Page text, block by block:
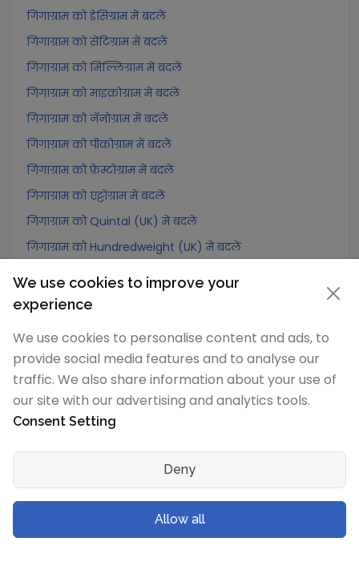
गिगाग्राम को डेसिग्राम में बदलें
गिगाग्राम को सेंटिग्राम में बदलें
गिगाग्राम को मिल्लिग्राम में बदलें
गिगाग्राम को माइक्रोग्राम में बदलें
गिगाग्राम को नॅनोग्राम में बदलें
गिगाग्राम को पीकोग्राम में बदलें
गिगाग्राम को फ़ेम्टोग्राम में बदलें
गिगाग्राम को एट्टोग्राम में बदलें
गिगाग्राम को Quintal (UK) में बदलें
गिगाग्राम को Hundredweight (UK) में बदलें
गिगाग्राम को Scruple (apothecary) में बदलें
गिगाग्राम को Grain में बदलें
गिगाग्राम को Ounce में बदलें
गिगाग्राम को पाउंड में बदलें
गिगाग्राम को stone (US) में बदलें
गिगाग्राम को quarter में बदलें
गिगाग्राम को Slug में बदलें
गिगाग्राम को Kilopound (kip) में बदलें
गिगाग्राम को टन (Long टन) में बदलें
We use cookies to improve your
experience
We use cookies to personalise content and ads, to
provide social media features and to analyse our
traffic. We also share information about your use of
our site with our advertising and analytics tools.
Consent Setting
Deny
Allow all